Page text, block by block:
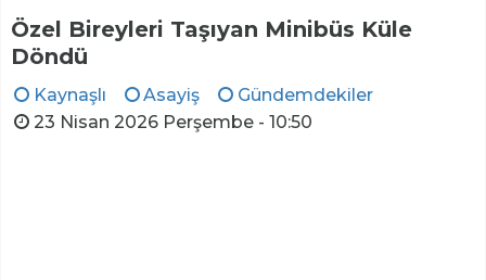
Özel Bireyleri Taşıyan Minibüs Küle
Döndü
Kaynaşlı Asayiş
Gündemdekiler
23 Nisan 2026 Perşembe - 10:50